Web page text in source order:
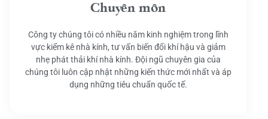
Chuyên môn
Công ty chúng tôi có nhiều năm kinh nghiệm trong lĩnh
vực kiểm kê nhà kính, tư vấn biến đổi khí hậu và giảm
nhẹ phát thải khí nhà kính. Đội ngũ chuyên gia của
chúng tôi luôn cập nhật những kiến thức mới nhất và áp
dụng những tiêu chuẩn quốc tế.